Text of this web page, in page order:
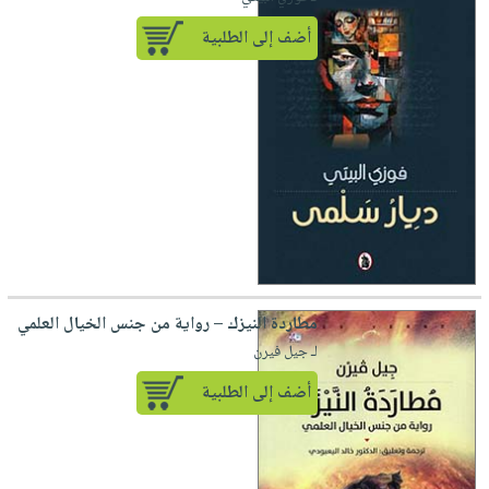
أضف إلى الطلبية
مطاردة النيزك – رواية من جنس الخيال العلمي
لـ جيل فيرن
أضف إلى الطلبية